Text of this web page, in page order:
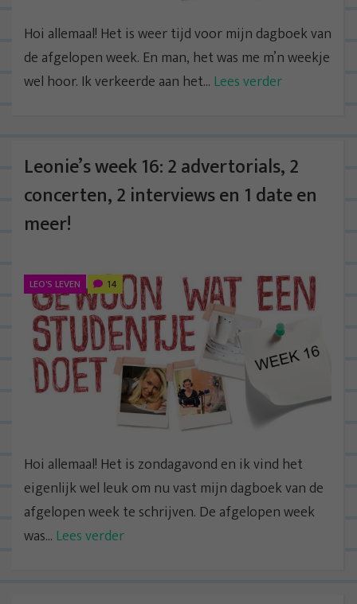
Hoi allemaal! Het is weer tijd voor mijn dagboek van
de afgelopen week. En man, het was me m’n weekje
wel hoor. Ik verkeerde aan het... Lees verder
Leonie’s week 16: 2 advertorials, 2
concerten, 2 interviews en 1 date en
meer!
LEO'S LEVEN 14
Hoi allemaal! Het is zondagavond en ik vind het
eigenlijk wel leuk om nu vast mijn dagboek van de
afgelopen week te schrijven. De afgelopen week
was... Lees verder